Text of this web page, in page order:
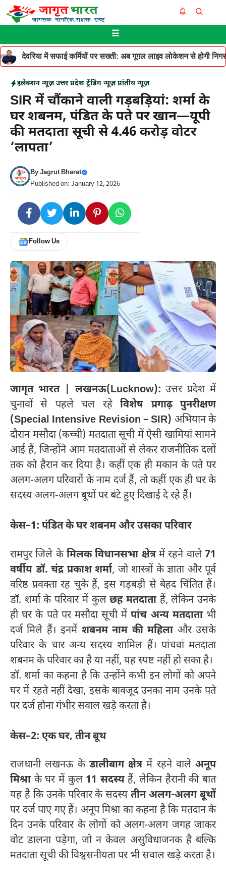
Skip
to
☰
देवरिया में सफाई कर्मियों पर सख्ती: अब गूगल लाइव लोकेशन से होगी
इलेक्शन न्यूज़ उत्तर प्रदेश ट्रेंडिंग न्यूज़ प्रांतीय न्यूज़
SIR में चौंकाने वाली गड़बड़ियां: शर्मा के
घर शबनम, पंडित के पते पर खान—यूपी
की मतदाता सूची से 4.46 करोड़ वोटर
‘लापता’
ByJagrut Bharat
Published on: January 12, 2026
Follow Us
जागृत भारत | लखनऊ(Lucknow): उत्तर प्रदेश में
चुनावों से पहले चल रहेविशेष प्रगाढ़ पुनरीक्षण
(Special Intensive Revision – SIR) अभियान के
दौरान मसौदा (कच्ची) मतदाता सूची में ऐसी खामियां सामने
आई हैं, जिन्होंने आम मतदाताओं से लेकर राजनीतिक दलों
तक को हैरान कर दिया है। कहीं एक ही मकान के पते पर
अलग-अलग परिवारों के नाम दर्ज हैं, तो कहीं एक ही घर के
सदस्य अलग-अलग बूथों पर बंटे हुए दिखाई दे रहे हैं।
केस–1: पंडित के घर शबनम और उसका परिवार
रामपुर जिले केमिलक विधानसभा क्षेत्रमें रहने वाले71
वर्षीय डॉ. चंद्र प्रकाश शर्मा, जो शास्त्रों के ज्ञाता और पूर्व
वरिष्ठ प्रवक्ता रह चुके हैं, इस गड़बड़ी से बेहद चिंतित हैं।
डॉ. शर्मा के परिवार में कुलछह मतदाताहैं, लेकिन उनके
ही घर के पते पर मसौदा सूची मेंपांच अन्य मतदाताभी
दर्ज मिले हैं। इनमें शबनम नाम की महिलाऔर उसके
परिवार के चार अन्य सदस्य शामिल हैं। पांचवां मतदाता
शबनम के परिवार का है या नहीं, यह स्पष्ट नहीं हो सका है।
डॉ. शर्मा का कहना है कि उन्होंने कभी इन लोगों को अपने
घर में रहते नहीं देखा, इसके बावजूद उनका नाम उनके पते
पर दर्ज होना गंभीर सवाल खड़े करता है।
केस–2: एक घर, तीन बूथ
राजधानी लखनऊ के डालीबाग क्षेत्रमें रहने वाले अनूप
मिश्राके घर में कुल 11 सदस्यहैं, लेकिन हैरानी की बात
यह है कि उनके परिवार के सदस्यतीन अलग-अलग बूथों
पर दर्ज पाए गए हैं। अनूप मिश्रा का कहना है कि मतदान के
दिन उनके परिवार के लोगों को अलग-अलग जगह जाकर
वोट डालना पड़ेगा, जो न केवल असुविधाजनक है बल्कि
मतदाता सूची की विश्वसनीयता पर भी सवाल खड़े करता है।